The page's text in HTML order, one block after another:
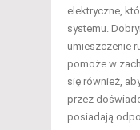
elektryczne,
systemu.
umieszczenie
pomoże w
się również,
przez
posiadają